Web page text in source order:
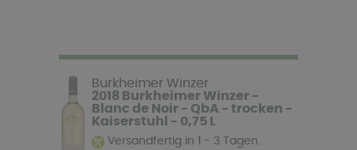
Burkheimer Winzer
2018 Burkheimer Winzer -
Blanc de Noir - QbA - trocken -
Kaiserstuhl - 0,75 L
Versandfertig in 1 - 3 Tagen.